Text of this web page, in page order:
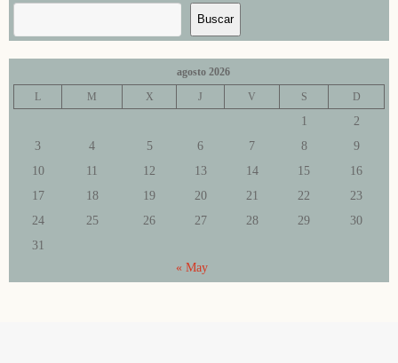
Buscar
agosto 2026
L
M X J V S D
1
2
3
4 5 6 7 8
9
10
11 12 13 14 15
16
17
18 19 20 21 22
23
24
25 26 27 28 29
30
31
« May